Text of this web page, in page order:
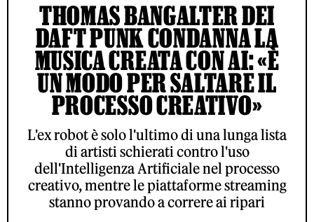
THOMAS BANGALTER DEI
DAFT PUNK CONDANNA LA
MUSICA CREATA CON AI: «È
UN MODO PER SALTARE IL
PROCESSO CREATIVO»
L'ex robot è solo l'ultimo di una lunga lista
di artisti schierati contro l'uso
dell'Intelligenza Artificiale nel processo
creativo, mentre le piattaforme streaming
stanno provando a correre ai ripari